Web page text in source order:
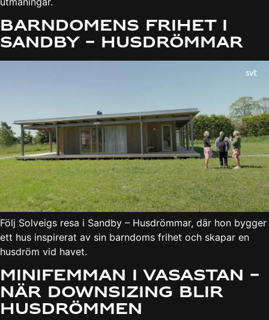
Barndomens frihet i
Sandby – Husdrömmar
Följ Solveigs resa i Sandby – Husdrömmar, där hon bygger
ett hus inspirerat av sin barndoms frihet och skapar en
husdröm vid havet.
Minifemman i Vasastan –
När Downsizing Blir
Husdrömmen